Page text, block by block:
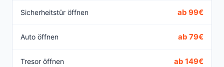
Sicherheitstür öffnen ab 99€
Auto öffnen ab 79€
Tresor öffnen ab 149€